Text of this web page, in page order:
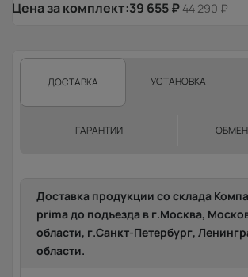
Цена за комплект:39 655₽44 290₽
ДОСТАВКА УСТАНОВКА
ГАРАНТИИ ОБМЕН
Доставка продукции со склада
prima до подъезда в г.Москва,
области, г.Санкт-Петербург,
области.